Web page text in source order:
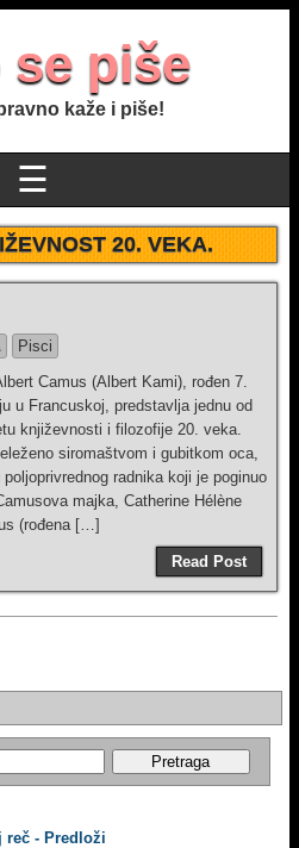
se piše
kaže i piše!
☰
20. VEKA.
Pisci
Camus (Albert Kami), rođen 7.
u Francuskoj, predstavlja jednu od
književnosti i filozofije 20. veka.
siromaštvom i gubitkom oca,
radnika koji je poginuo
majka, Catherine Hélène
(rođena […]
Read Post
reč - Predloži